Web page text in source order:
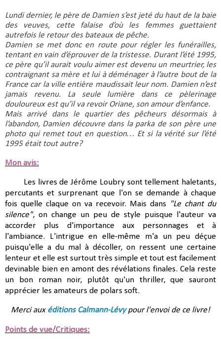
Lundi dernier, le père de Damien s’est jeté du haut de la baie
des veuves, cette falaise d’où les femmes guettaient
autrefois le retour des bateaux de pêche.
Damien se met donc en route pour régler les funérailles,
tentant en vain d’éprouver de la tristesse. Durant l’été 1995,
ce père qu’il aurait voulu aimer est devenu un meurtrier, les
contraignant sa mère et lui à déménager à l’autre bout de la
France car la ville entière maudissait leur nom. Damien n’est
jamais revenu. La seule lumière dans ce pèlerinage
douloureux est qu’il va revoir Oriane, son amour d’enfance.
Mais arrivé dans le quartier des pêcheurs désormais à
l’abandon, Damien découvre dans la parka de son père une
photo qui remet tout en question… Et si la vérité sur l’été
1995 était tout autre?
Mon avis:
Les livres de Jérôme Loubry sont tellement haletants,
percutants et surprenant que l'on se demande à chaque
fois quelle claque on va recevoir. Mais dans
"Le chant du
silence", on change un peu de style puisque l'auteur va
accorder plus d'importance aux personnages et à
l'ambiance. L'intrigue en elle-même m'a un peu déçue
puisqu'elle a du mal à décoller, on ressent une certaine
lenteur et elle est surtout très simple et tout est facilement
devinable bien en amont des révélations finales. Cela reste
un bon roman noir, plutôt qu'un thriller, que sauront
apprécier les amateurs de polars soft.
Merci aux éditions Calmann-Lévypour l'envoi de ce livre!
Points de vue/Critiques: